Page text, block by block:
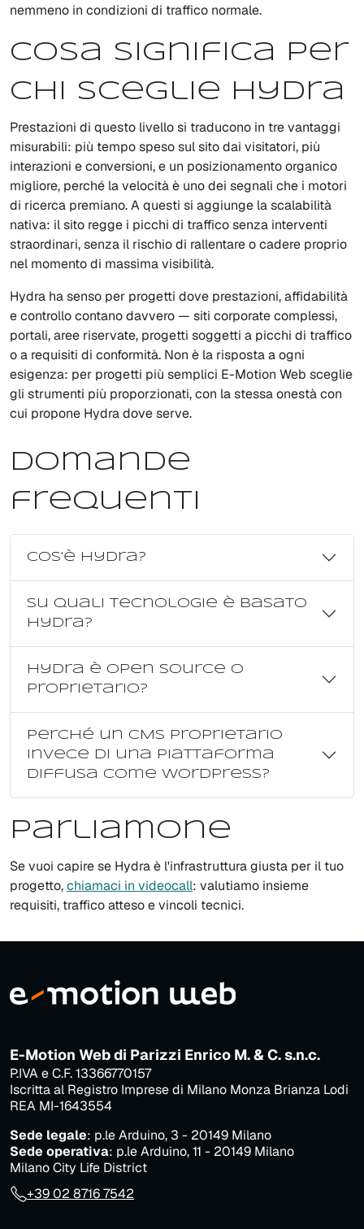
nemmeno in condizioni di traffico normale.
Cosa significa per
chi sceglie Hydra
Prestazioni di questo livello si traducono in tre vantaggi
misurabili: più tempo speso sul sito dai visitatori, più
interazioni e conversioni, e un posizionamento organico
migliore, perché la velocità è uno dei segnali che i motori
di ricerca premiano. A questi si aggiunge la scalabilità
nativa: il sito regge i picchi di traffico senza interventi
straordinari, senza il rischio di rallentare o cadere proprio
nel momento di massima visibilità.
Hydra ha senso per progetti dove prestazioni, affidabilità
e controllo contano davvero — siti corporate complessi,
portali, aree riservate, progetti soggetti a picchi di traffico
o a requisiti di conformità. Non è la risposta a ogni
esigenza: per progetti più semplici E-Motion Web sceglie
gli strumenti più proporzionati, con la stessa onestà con
cui propone Hydra dove serve.
Domande
frequenti
Cos'è Hydra?
Su quali tecnologie è basato
Hydra?
Hydra è open source o
proprietario?
Perché un CMS proprietario
invece di una piattaforma
diffusa come WordPress?
Parliamone
Se vuoi capire se Hydra è l'infrastruttura giusta per il tuo
progetto,chiamaci in videocall: valutiamo insieme
requisiti, traffico atteso e vincoli tecnici.
E-Motion Web di Parizzi Enrico M. & C. s.n.c.
P.IVA e C.F. 13366770157
Iscritta al Registro Imprese di Milano Monza Brianza Lodi
REA MI-1643554
Sede legale: p.le Arduino, 3 - 20149 Milano
Sede operativa: p.le Arduino, 11 - 20149 Milano
Milano City Life District
+39 02 8716 7542